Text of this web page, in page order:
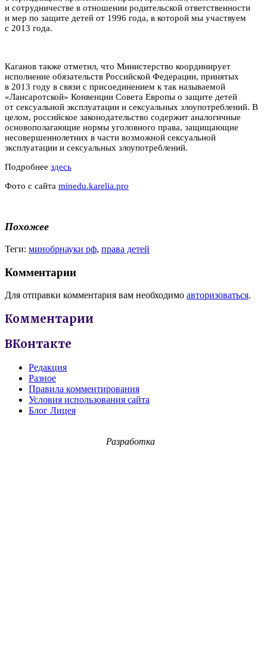
и сотрудничестве в отношении родительской ответственности
и мер по защите детей от 1996 года, в которой мы участвуем
с 2013 года.
Каганов также отметил, что Министерство координирует
исполнение обязательств Российской Федерации, принятых
в 2013 году в связи с присоединением к так называемой
«Лансаротской» Конвенции Совета Европы о защите детей
от сексуальной эксплуатации и сексуальных злоупотреблений. В
целом, российское законодательство содержит аналогичные
основополагающие нормы уголовного права, защищающие
несовершеннолетних в части возможной сексуальной
эксплуатации и сексуальных злоупотреблений.
Подробнее здесь
Фото с сайта minedu.karelia.pro
Похожее
Теги: минобрнауки рф, права детей
Комментарии
Для отправки комментария вам необходимо авторизоваться.
Комментарии
ВКонтакте
Редакция
Разное
Правила комментирования
Условия использования сайта
Блог Лицея
Разработка